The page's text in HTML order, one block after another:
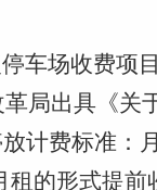
车场收费项目
局出具《
计费标准
的形式提前